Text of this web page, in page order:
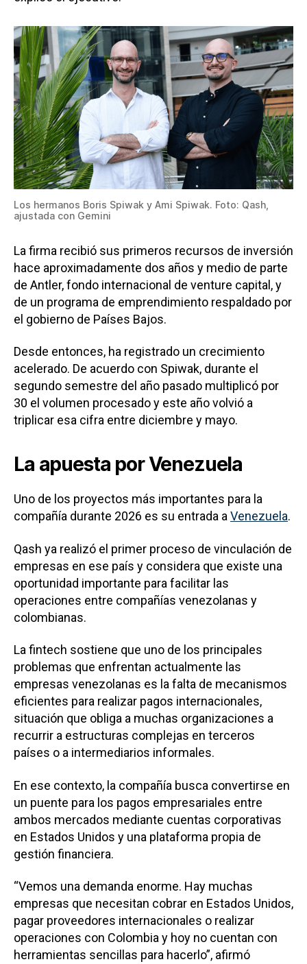
Los hermanos Boris Spiwak y Ami Spiwak. Foto: Qash,
ajustada con Gemini
La firma recibió sus primeros recursos de inversión
hace aproximadamente dos años y medio de parte
de Antler, fondo internacional de venture capital, y
de un programa de emprendimiento respaldado por
el gobierno de Países Bajos.
Desde entonces, ha registrado un crecimiento
acelerado. De acuerdo con Spiwak, durante el
segundo semestre del año pasado multiplicó por
30 el volumen procesado y este año volvió a
triplicar esa cifra entre diciembre y mayo.
La apuesta por Venezuela
Uno de los proyectos más importantes para la
compañía durante 2026 es su entrada aVenezuela.
Qash ya realizó el primer proceso de vinculación de
empresas en ese país y considera que existe una
oportunidad importante para facilitar las
operaciones entre compañías venezolanas y
colombianas.
La fintech sostiene que uno de los principales
problemas que enfrentan actualmente las
empresas venezolanas es la falta de mecanismos
eficientes para realizar pagos internacionales,
situación que obliga a muchas organizaciones a
recurrir a estructuras complejas en terceros
países o a intermediarios informales.
En ese contexto, la compañía busca convertirse en
un puente para los pagos empresariales entre
ambos mercados mediante cuentas corporativas
en Estados Unidos y una plataforma propia de
gestión financiera.
“Vemos una demanda enorme. Hay muchas
empresas que necesitan cobrar en Estados Unidos,
pagar proveedores internacionales o realizar
operaciones con Colombia y hoy no cuentan con
herramientas sencillas para hacerlo”, afirmó